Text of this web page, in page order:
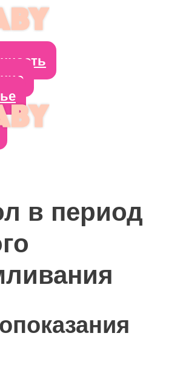
в период